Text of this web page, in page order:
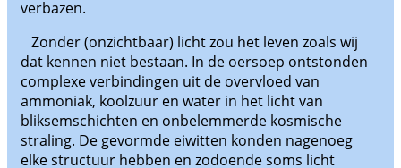
verbazen.
Zonder (onzichtbaar) licht zou het leven zoals wij
dat kennen niet bestaan. In de oersoep ontstonden
complexe verbindingen uit de overvloed van
ammoniak, koolzuur en water in het licht van
bliksemschichten en onbelemmerde kosmische
straling. De gevormde eiwitten konden nagenoeg
elke structuur hebben en zodoende soms licht